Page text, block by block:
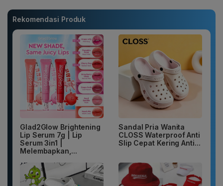
Rekomendasi Produk
Glad2Glow Brightening
Lip Serum 7g | Lip
Serum 3in1 |
Melembapkan,...
Sandal Pria Wanita
CLOSS Waterproof Anti
Slip Cepat Kering Anti...